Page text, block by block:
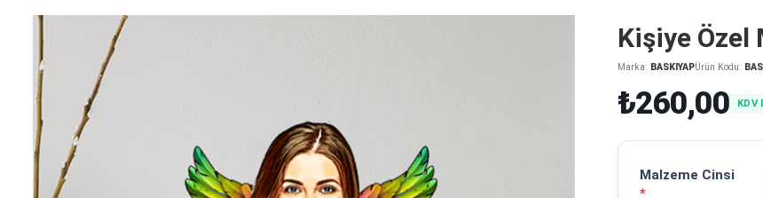
Kişiye Özel
Marka: BASKIYAPÜrün Kodu:
₺260,00 KDV
Malzeme Cinsi
*